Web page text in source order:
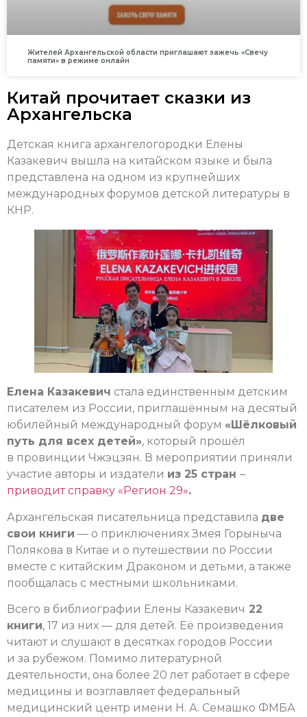
Жителей Архангельской области приглашают зажечь «Свечу
памяти» в режиме онлайн
Китай прочитает сказки из
Архангельска
Детская книга архангелогородки Елены
Казакевич вышла на китайском языке и была
представлена на одном из крупнейших
международных форумов детской литературы в
КНР.
Елена Казакевич стала единственным детским
писателем из России, приглашённым на десятый
юбилейный международный форум «Шёлковый
путь для всех детей», который прошёл
в провинции Чжэцзян. В мероприятии приняли
участие авторы и издатели из 25 стран –
приводит справку «Регион 29».
Архангельская писательница представила две
свои книги — о приключениях Змея Горыныча
Полякова в Китае и о путешествии по России
вместе с китайским Драконом и детьми, а также
пообщалась с местными школьниками.
Всего в библиографии Елены Казакевич 22
книги, 17 из них — для детей. Её произведения
читают и слушают в десятках городов России
и за рубежом. Помимо литературной
деятельности, она более 20 лет работает в сфере
медицины и возглавляет федеральный
медицинский центр имени Н. А. Семашко ФМБА